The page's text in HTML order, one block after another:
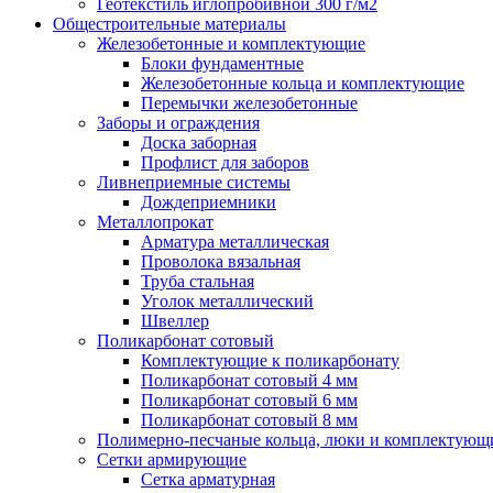
Геотекстиль иглопробивной 300 г/м2
Общестроительные материалы
Железобетонные и комплектующие
Блоки фундаментные
Железобетонные кольца и комплектующие
Перемычки железобетонные
Заборы и ограждения
Доска заборная
Профлист для заборов
Ливнеприемные системы
Дождеприемники
Металлопрокат
Арматура металлическая
Проволока вязальная
Труба стальная
Уголок металлический
Швеллер
Поликарбонат сотовый
Комплектующие к поликарбонату
Поликарбонат сотовый 4 мм
Поликарбонат сотовый 6 мм
Поликарбонат сотовый 8 мм
Полимерно-песчаные кольца, люки и
Сетки армирующие
Сетка арматурная